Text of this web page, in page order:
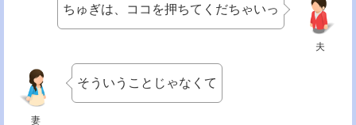
ちゅぎは、ココを押ちてくだちゃいっ
夫
妻
そういうことじゃなくて